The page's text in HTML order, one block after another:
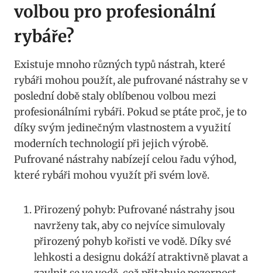
volbou pro profesionální
rybáře?
Existuje mnoho různých typů nástrah, které‍
rybáři mohou použít, ale pufrované ‍nástrahy se v
‌poslední ​době staly oblíbenou volbou mezi
profesionálními rybáři. Pokud se ptáte proč, je to
díky⁣ svým⁤ jedinečným vlastnostem ⁤a využití
moderních technologií při jejich výrobě.
Pufrované nástrahy⁢ nabízejí celou řadu výhod,
které rybáři mohou využít při svém lově.
Přirozený pohyb: Pufrované nástrahy jsou
navrženy tak, aby⁣ co nejvíce simulovaly
přirozený pohyb kořisti ve vodě. Díky své
lehkosti a designu dokáží atraktivně ⁣plavat a